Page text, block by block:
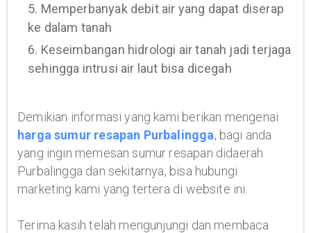
5. Memperbanyak debit air yang dapat diserap
ke dalam tanah
6. Keseimbangan hidrologi air tanah jadi terjaga
sehingga intrusi air laut bisa dicegah
Demikian informasi yang kami berikan mengenai
harga sumur resapan Purbalingga, bagi anda
yang ingin memesan sumur resapan didaerah
Purbalingga dan sekitarnya, bisa hubungi
marketing kami yang tertera di website ini.
Terima kasih telah mengunjungi dan membaca